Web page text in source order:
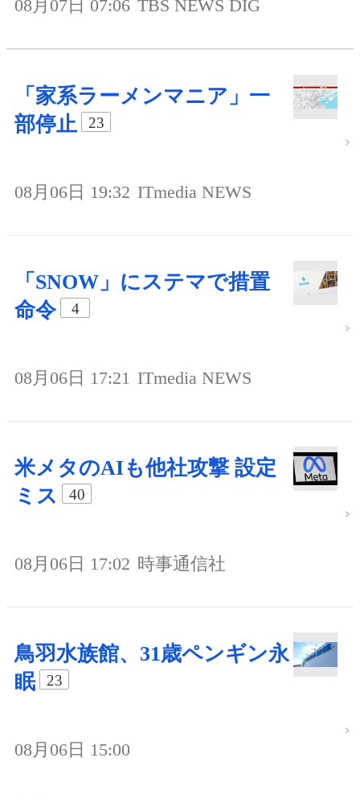
08月07日 07:06 TBS NEWS DIG
「家系ラーメンマニア」一
部停止
23
08月06日 19:32 ITmedia NEWS
「SNOW」にステマで措置
命令
4
08月06日 17:21 ITmedia NEWS
米メタのAIも他社攻撃 設定
ミス
40
08月06日 17:02 時事通信社
鳥羽水族館、31歳ペンギン永
眠
23
08月06日 15:00